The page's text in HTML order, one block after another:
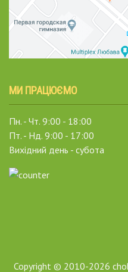
МИ ПРАЦЮЄМО
Пн. - Чт. 9:00 - 18:00
Пт. - Нд. 9:00 - 17:00
Вихідний день - субота
Copyright © 2010-2026